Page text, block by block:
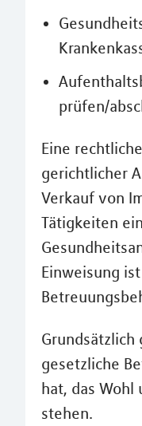
prüfen/
Eine
gerichtlicher
Verkauf von
Tätigkeiten
Einweisung
Grundsätzlich
gesetzliche
hat, das
stehen.